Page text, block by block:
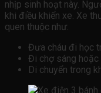
nhịp sinh hoạt này.
khi điều khiển xe. Xe
quen thuộc như:
Đưa cháu đi học
Đi chợ sáng hoặc
Di chuyển trong